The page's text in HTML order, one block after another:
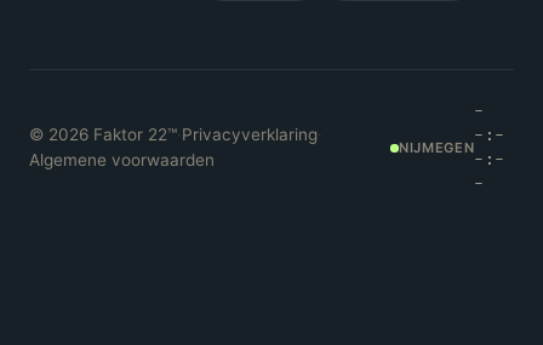
© 2026 Faktor 22™ Privacyverklaring
Algemene voorwaarden
NIJMEGEN
-
-:-
-:-
-